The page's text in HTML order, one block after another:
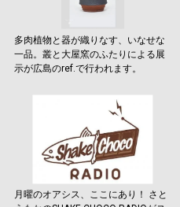
多肉植物と器が織りなす、いなせな
一品。叢と大屋窯のふたりによる展
示が広島のref.で行われます。
月曜のオアシス、ここにあり！ さと